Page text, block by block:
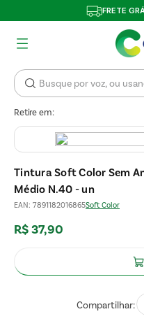
FRETE
Retire em:
Tintura Soft Color Sem
Médio N.40 - un
EAN: 7891182016865Soft Color
R$37,90
Compartilhar